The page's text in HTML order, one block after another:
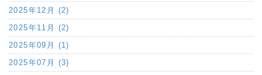
2025年12月 (2)
2025年11月 (2)
2025年09月 (1)
2025年07月 (3)